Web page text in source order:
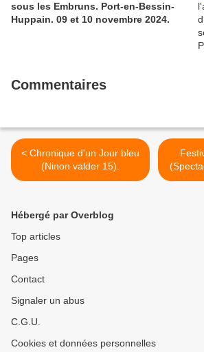
sous les Embruns. Port-en-Bessin-
Huppain. 09 et 10 novembre 2024.
Commentaires
< Chronique d'un Jour bleu
(Ninon valder 15).
Hébergé par Overblog
Top articles
Pages
Contact
Signaler un abus
C.G.U.
Cookies et données personnelles